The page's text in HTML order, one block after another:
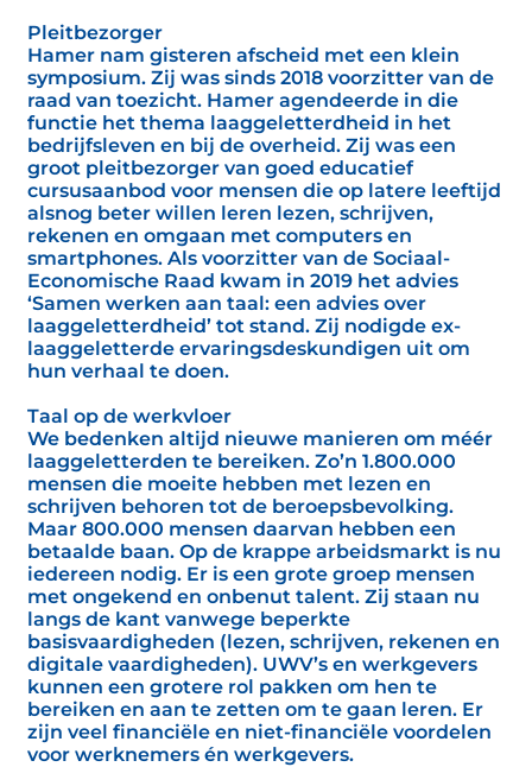
Pleitbezorger
Hamer nam gisteren afscheid met een klein
symposium. Zij was sinds 2018 voorzitter van de
raad van toezicht. Hamer agendeerde in die
functie het thema laaggeletterdheid in het
bedrijfsleven en bij de overheid. Zij was een
groot pleitbezorger van goed educatief
cursusaanbod voor mensen die op latere leeftijd
alsnog beter willen leren lezen, schrijven,
rekenen en omgaan met computers en
smartphones. Als voorzitter van de Sociaal-
Economische Raad kwam in 2019 het advies
‘Samen werken aan taal: een advies over
laaggeletterdheid’ tot stand. Zij nodigde ex-
laaggeletterde ervaringsdeskundigen uit om
hun verhaal te doen.
Taal op de werkvloer
We bedenken altijd nieuwe manieren om méér
laaggeletterden te bereiken. Zo’n 1.800.000
mensen die moeite hebben met lezen en
schrijven behoren tot de beroepsbevolking.
Maar 800.000 mensen daarvan hebben een
betaalde baan. Op de krappe arbeidsmarkt is nu
iedereen nodig. Er is een grote groep mensen
met ongekend en onbenut talent. Zij staan nu
langs de kant vanwege beperkte
basisvaardigheden (lezen, schrijven, rekenen en
digitale vaardigheden). UWV’s en werkgevers
kunnen een grotere rol pakken om hen te
bereiken en aan te zetten om te gaan leren. Er
zijn veel financiële en niet-financiële voordelen
voor werknemers én werkgevers.